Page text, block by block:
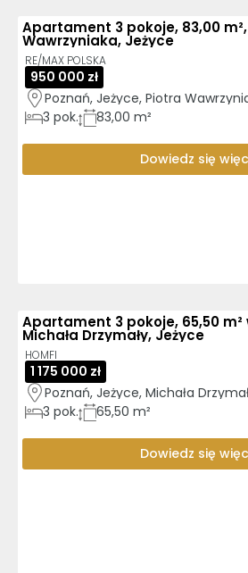
Apartament 3 pokoje, 83,00
Wawrzyniaka, Jeżyce
RE/MAX POLSKA
950 000 zł
Poznań, Jeżyce, Piotra
3 pok. 83,00 m²
Dowiedz się
Apartament 3 pokoje, 65,50 m²
Michała Drzymały, Jeżyce
HOMFI
1 175 000 zł
Poznań, Jeżyce, Michała
3 pok. 65,50 m²
Dowiedz się